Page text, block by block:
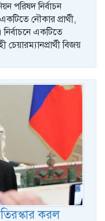
পরিষদ নির্বাচন
নৌকার প্রার্থী,
নির্বাচনে এক‌টিতে
বিজয়
করল